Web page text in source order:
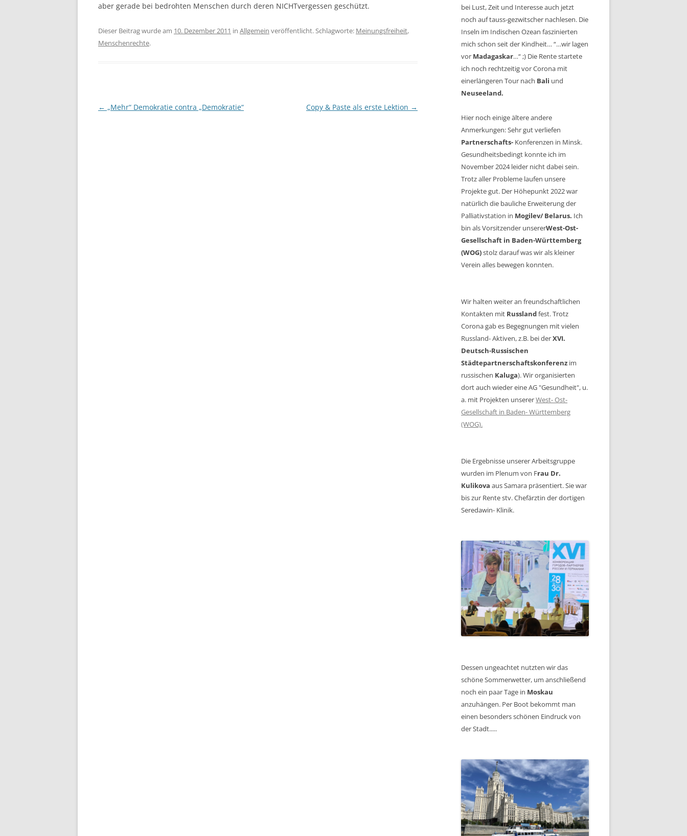
aber gerade bei bedrohten Menschen durch deren NICHTvergessen geschützt.
Dieser Beitrag wurde am 10. Dezember 2011 in Allgemein veröffentlicht. Schlagworte: Meinungsfreiheit,
Menschenrechte.
Beitrags-
← „Mehr“ Demokratie contra „Demokratie“ Copy & Paste als erste Lektion →
bei Lust, Zeit und Interesse auch jetzt
noch auf tauss-gezwitscher nachlesen. Die
Inseln im Indischen Ozean faszinierten
mich schon seit der Kindheit… “…wir lagen
vor Madagaskar…“ ;) Die Rente startete
ich noch rechtzeitig vor Corona mit
einerlängeren Tour nach Bali und
Neuseeland.
Hier noch einige ältere andere
Anmerkungen: Sehr gut verliefen
Partnerschafts- Konferenzen in Minsk.
Gesundheitsbedingt konnte ich im
November 2024 leider nicht dabei sein.
Trotz aller Probleme laufen unsere
Projekte gut. Der Höhepunkt 2022 war
natürlich die bauliche Erweiterung der
Palliativstation in Mogilev/ Belarus. Ich
bin als Vorsitzender unsererWest-Ost-
Gesellschaft in Baden-Württemberg
(WOG)stolz darauf was wir als kleiner
Verein alles bewegen konnten.
Wir halten weiter an freundschaftlichen
Kontakten mit Russlandfest. Trotz
Corona gab es Begegnungen mit vielen
Russland- Aktiven, z.B. bei derXVI.
Deutsch-Russischen
Städtepartnerschaftskonferenz im
russischen Kaluga). Wir organisierten
dort auch wieder eine AG "Gesundheit", u.
a. mit Projekten unsererWest- Ost-
Gesellschaft in Baden- Württemberg
(WOG).
Die Ergebnisse unserer Arbeitsgruppe
wurden im Plenum von Frau Dr.
Kulikova aus Samara präsentiert. Sie war
bis zur Rente stv. Chefärztin der dortigen
Seredawin- Klinik.
Dessen ungeachtet nutzten wir das
schöne Sommerwetter, um anschließend
noch ein paar Tage in Moskau
anzuhängen. Per Boot bekommt man
einen besonders schönen Eindruck von
der Stadt.....